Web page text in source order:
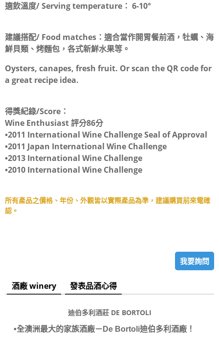
適飲溫度/ Serving temperature： 6-10°
建議搭配/ Food matches： 適合當作開胃餐前酒，牡蠣、海
鮮貝類、烤麵包，各式新鮮水果等。
Oysters, canapes, fresh fruit. Or scan the QR code for
a great recipe idea.
得獎紀錄/Score：
Wine Enthusiast 評分86分
•2011 International Wine Challenge Seal of Approval
•2011 Japan International Wine Challenge
•2013 International Wine Challenge
•2010 International Wine Challenge
所有產品之價格、年份、外觀皆以實際產品為準，建議購買前來電確
認。
我要詢問
酒廠 winery 發表品酒心得
迪伯多利酒莊 DE BORTOLI
•全澳洲最大的家族酒廠－De Bortoli迪伯多利酒廠！